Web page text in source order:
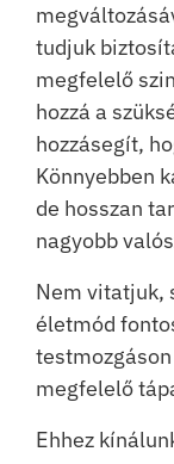
tudjuk
megfelelő
hozzá a
hozzásegít,
Könnyebben
de hosszan
nagyobb
Nem vitatjuk,
életmód
megfelelő
Ehhez